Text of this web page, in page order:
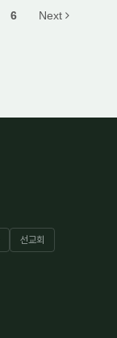
6 Next
선교회